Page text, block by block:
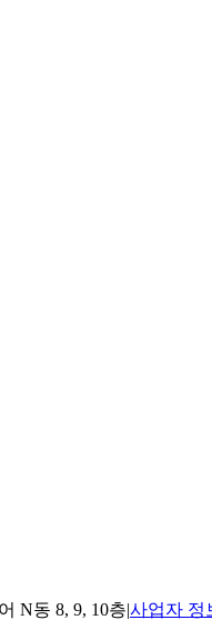
N동 8, 9, 10층|사업자 정